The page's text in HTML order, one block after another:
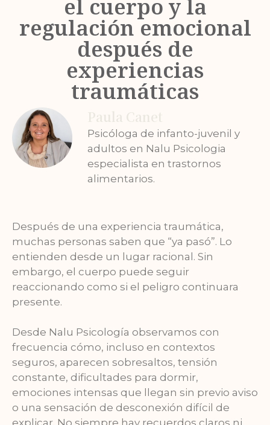
el cuerpo y la
regulación emocional
después de
experiencias
traumáticas
Psicóloga de infanto-juvenil y
adultos en Nalu Psicologia
especialista en trastornos
alimentarios.
Después de una experiencia traumática,
muchas personas saben que “ya pasó”. Lo
entienden desde un lugar racional. Sin
embargo, el cuerpo puede seguir
reaccionando como si el peligro continuara
presente.
Desde Nalu Psicología observamos con
frecuencia cómo, incluso en contextos
seguros, aparecen sobresaltos, tensión
constante, dificultades para dormir,
emociones intensas que llegan sin previo aviso
o una sensación de desconexión difícil de